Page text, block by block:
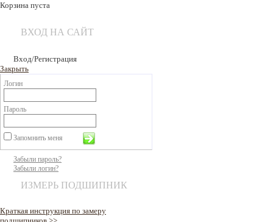
Корзина пуста
ВХОД НА САЙТ
Вход/Регистрация
Закрыть
Логин
Пароль
Запомнить меня
Забыли пароль?
Забыли логин?
ИЗМЕРЬ ПОДШИПНИК
Краткая инструкция по замеру